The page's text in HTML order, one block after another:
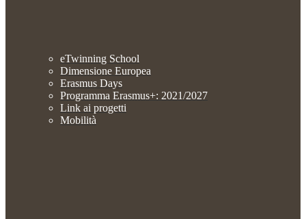
eTwinning School
Dimensione Europea
Erasmus Days
Programma Erasmus+: 2021/2027
Link ai progetti
Mobilità